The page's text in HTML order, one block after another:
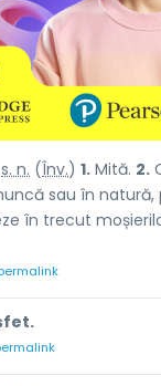
s. n. (Înv.) 1. Mită. 2.
sau în natură,
în trecut